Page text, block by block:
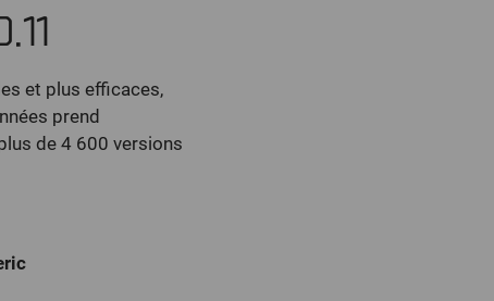
et plus efficaces,
prend
de 4 600 versions